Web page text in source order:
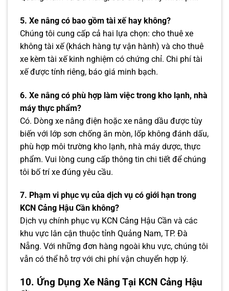
5. Xe nâng có bao gồm tài xế hay không?
Chúng tôi cung cấp cả hai lựa chọn: cho thuê xe
không tài xế (khách hàng tự vận hành) và cho thuê
xe kèm tài xế kinh nghiệm có chứng chỉ. Chi phí tài
xế được tính riêng, báo giá minh bạch.
6. Xe nâng có phù hợp làm việc trong kho lạnh, nhà
máy thực phẩm?
Có. Dòng xe nâng điện hoặc xe nâng dầu được tùy
biến với lớp sơn chống ăn mòn, lốp không đánh dấu,
phù hợp môi trường kho lạnh, nhà máy dược, thực
phẩm. Vui lòng cung cấp thông tin chi tiết để chúng
tôi bố trí xe đúng yêu cầu.
7. Phạm vi phục vụ của dịch vụ có giới hạn trong
KCN Cảng Hậu Cần không?
Dịch vụ chính phục vụ KCN Cảng Hậu Cần và các
khu vực lân cận thuộc tỉnh Quảng Nam, TP. Đà
Nẵng. Với những đơn hàng ngoài khu vực, chúng tôi
vẫn có thể hỗ trợ với chi phí vận chuyển hợp lý.
10. Ứng Dụng Xe Nâng Tại KCN Cảng Hậu